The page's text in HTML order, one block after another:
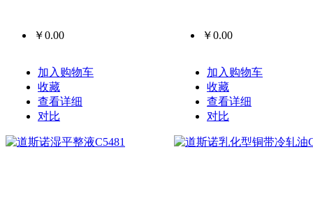
￥0.00
加入购物车
收藏
查看详细
对比
￥0.00
加入购物车
收藏
查看详细
对比